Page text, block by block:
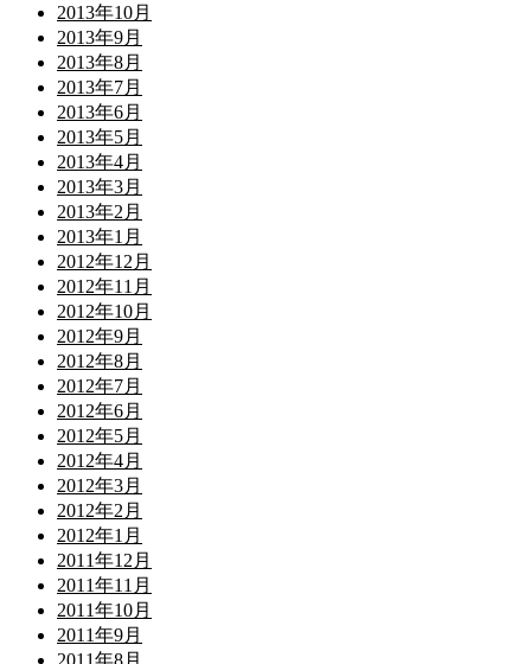
2013年10月
2013年9月
2013年8月
2013年7月
2013年6月
2013年5月
2013年4月
2013年3月
2013年2月
2013年1月
2012年12月
2012年11月
2012年10月
2012年9月
2012年8月
2012年7月
2012年6月
2012年5月
2012年4月
2012年3月
2012年2月
2012年1月
2011年12月
2011年11月
2011年10月
2011年9月